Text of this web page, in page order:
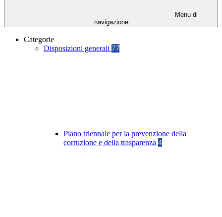
Menu di
navigazione
Categorie
Disposizioni generali 77
Piano triennale per la prevenzione della
corruzione e della trasparenza 4